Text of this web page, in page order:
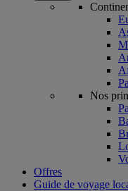
Nos
Offres
Guide de voyage